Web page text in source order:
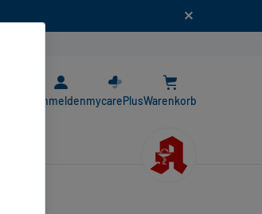
AnmeldenmycarePlusWarenkorb